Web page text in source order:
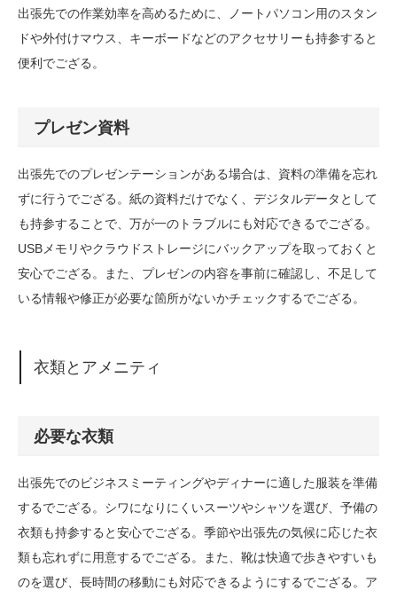
出張先での作業効率を高めるために、ノートパソコン用のスタン
ドや外付けマウス、キーボードなどのアクセサリーも持参すると
便利でござる。
プレゼン資料
出張先でのプレゼンテーションがある場合は、資料の準備を忘れ
ずに行うでござる。紙の資料だけでなく、デジタルデータとして
も持参することで、万が一のトラブルにも対応できるでござる。
USBメモリやクラウドストレージにバックアップを取っておくと
安心でござる。また、プレゼンの内容を事前に確認し、不足して
いる情報や修正が必要な箇所がないかチェックするでござる。
衣類とアメニティ
必要な衣類
出張先でのビジネスミーティングやディナーに適した服装を準備
するでござる。シワになりにくいスーツやシャツを選び、予備の
衣類も持参すると安心でござる。季節や出張先の気候に応じた衣
類も忘れずに用意するでござる。また、靴は快適で歩きやすいも
のを選び、長時間の移動にも対応できるようにするでござる。ア